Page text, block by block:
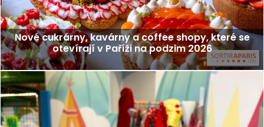
Nové cukrárny, kavárny a coffee shopy, které se
otevírají v Paříži na podzim 2026